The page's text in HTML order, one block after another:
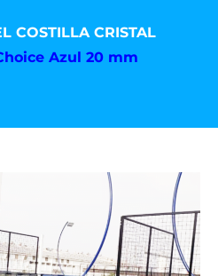
COSTILLA CRISTAL
Azul 20 mm